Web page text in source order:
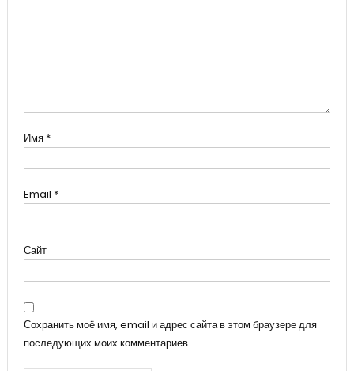
Имя *
Email *
Сайт
Сохранить моё имя, email и адрес сайта в этом браузере для
последующих моих комментариев.